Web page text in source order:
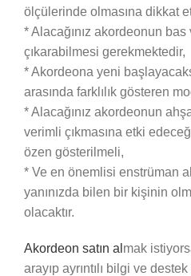
ölçülerinde olmasına dikkat
* Alacağınız akordeonun
çıkarabilmesi gerekmektedir,
* Akordeona yeni
arasında farklılık gösteren
* Alacağınız akordeonun
verimli çıkmasına etki
özen gösterilmeli,
* Ve en önemlisi enstrüman
yanınızda bilen bir kişinin
olacaktır.
Akordeon satın al mak
arayıp ayrıntılı bilgi ve